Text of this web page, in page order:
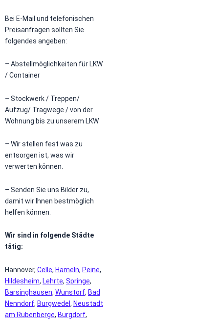
Bei E-Mail und telefonischen
Preisanfragen sollten Sie
folgendes angeben:
– Abstellmöglichkeiten für LKW
/ Container
– Stockwerk / Treppen/
Aufzug/ Tragwege / von der
Wohnung bis zu unserem LKW
– Wir stellen fest was zu
entsorgen ist, was wir
verwerten können.
– Senden Sie uns Bilder zu,
damit wir Ihnen bestmöglich
helfen können.
Wir sind in folgende Städte
tätig:
Hannover, Celle, Hameln, Peine,
Hildesheim, Lehrte, Springe,
Barsinghausen, Wunstorf, Bad
Nenndorf, Burgwedel , Neustadt
am Rübenberge, Burgdorf,